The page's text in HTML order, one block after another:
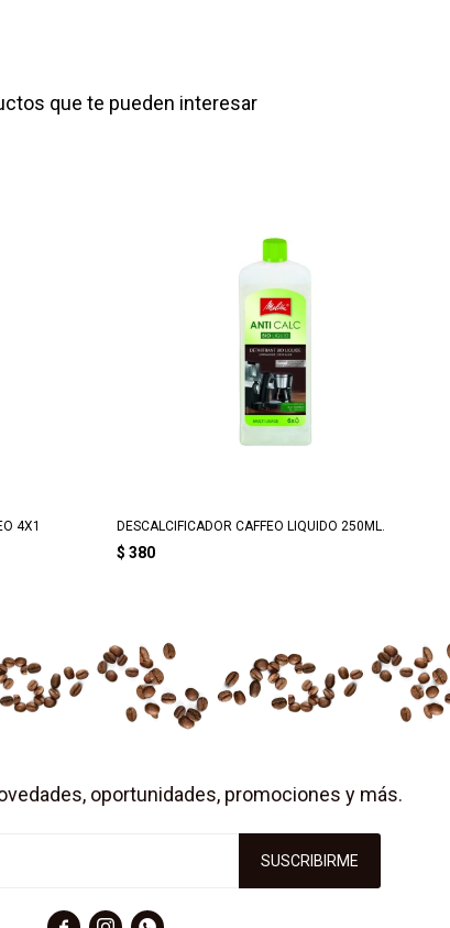
que te pueden interesar
4X1 DESCALCIFICADOR CAFFEO LIQUIDO 250ML.
$ 380
oportunidades, promociones y más.
SUSCRIBIRME